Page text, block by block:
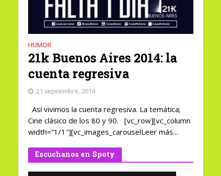
HUMOR
21k Buenos Aires 2014: la
cuenta regresiva
21 septiembre, 2014
Así vivimos la cuenta regresiva. La temática;
Cine clásico de los 80 y 90. [vc_row][vc_column
width=”1/1″][vc_images_carouselLeer más...
Escuchanos en Spoty